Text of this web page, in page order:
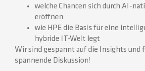
welche Chancen sich durch AI-
eröffnen
wie HPE die Basis für eine
hybride IT-Welt legt
Wir sind gespannt auf die Insights und
spannende Diskussion!